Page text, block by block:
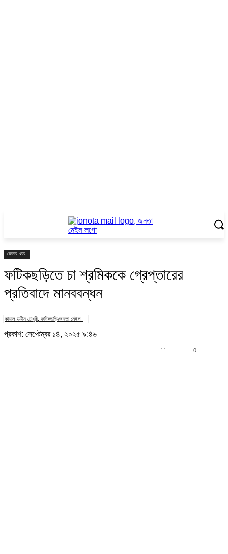
জেলার খবর
ফটিকছড়িতে চা শ্রমিককে গ্রেপ্তারের
প্রতিবাদে মানববন্ধন
কামাল উদ্দীন চৌধুরী, ফটিকছড়িঃজনতা মেইল।
প্রকাশ: সেপ্টেম্বর ১৪, ২০২৫ ৯:৪৬
0
11